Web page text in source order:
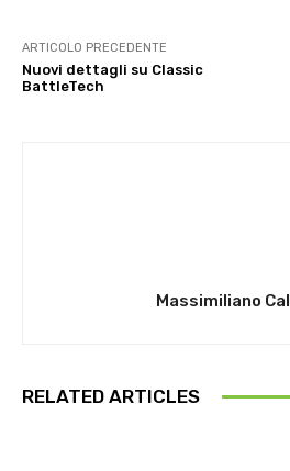
ARTICOLO PRECEDENTE
Nuovi dettagli su Classic
BattleTech
Massimiliano
RELATED ARTICLES